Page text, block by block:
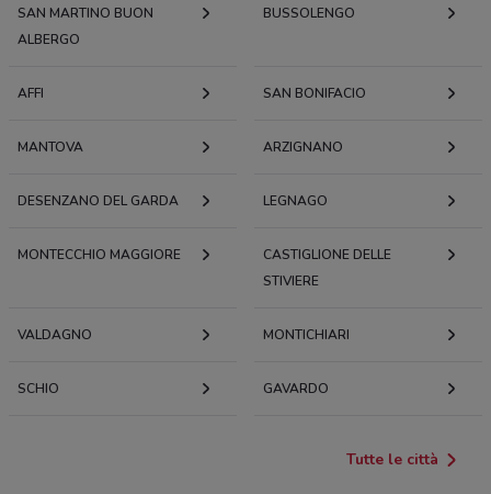
SAN MARTINO BUON
ALBERGO
BUSSOLENGO
AFFI SAN BONIFACIO
MANTOVA ARZIGNANO
DESENZANO DEL GARDA LEGNAGO
MONTECCHIO MAGGIORE
CASTIGLIONE DELLE
STIVIERE
VALDAGNO MONTICHIARI
SCHIO GAVARDO
Tutte le città